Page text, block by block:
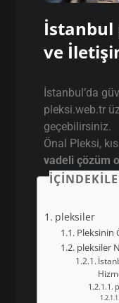
İstanbul
ve
İstanbul’da
pleksi.web.tr
geçebilirsiniz.
Önal Pleksi,
vadeli çözüm
pleksiler
Pleksinin
pleksiler